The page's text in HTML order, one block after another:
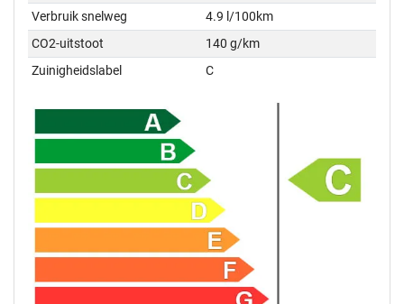
Verbruik snelweg
4.9 l/100km
CO2-uitstoot
140 g/km
Zuinigheidslabel
C